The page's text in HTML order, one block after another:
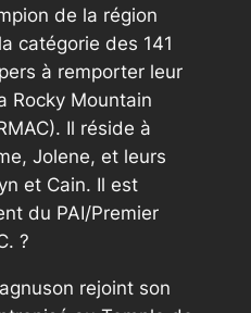
de la région
catégorie des 141
à remporter leur
Rocky Mountain
Il réside à
Jolene, et leurs
et Cain. Il est
du PAI/Premier
?
rejoint son